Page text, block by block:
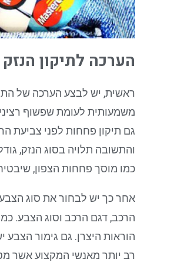
הערכה לתיקון הנזק
ראשית, יש לבצע הערכה של
משמעותית לעומת שפשוף
גם תיקון פחחות לפני צביעת
והתשובה תלויה בסוג הנזק,
כמו מוסך פחחות הצפון,
אחר כך יש לבחור את סוג
הרכב, דגם הרכב וסוג הצבע.
הוראות היצרן. גם גימור הצבע
רב יותר מאנשי המקצוע אשר